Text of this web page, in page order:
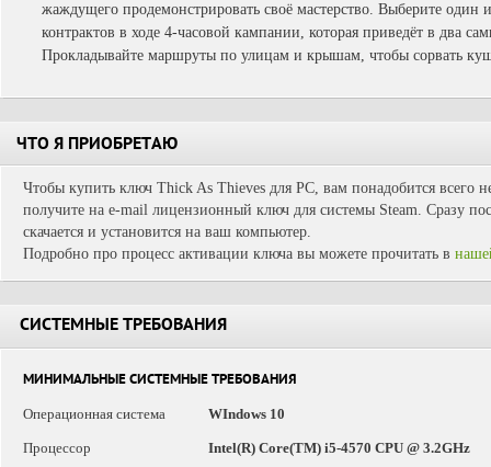
жаждущего продемонстрировать своё мастерство. Выберите
контрактов в ходе 4-часовой кампании, которая приведёт в два
Прокладывайте маршруты по улицам и крышам, чтобы сорвать
ЧТО Я ПРИОБРЕТАЮ
Чтобы купить ключ Thick As Thieves для PC, вам понадобится всего
получите на e-mail лицензионный ключ для системы Steam. Сразу
скачается и установится на ваш компьютер.
Подробно про процесс активации ключа вы можете прочитать в
СИСТЕМНЫЕ ТРЕБОВАНИЯ
МИНИМАЛЬНЫЕ СИСТЕМНЫЕ ТРЕБОВАНИЯ
Операционная система
WIndows 10
Процессор Intel(R) Core(TM) i5-4570 CPU @ 3.2GHz